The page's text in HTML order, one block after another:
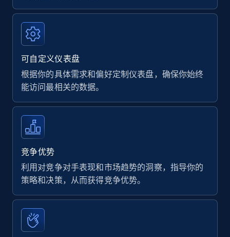
可自定义仪表盘
根据你的具体需求和偏好定制仪表盘，确保你始终
能访问最相关的数据。
竞争优势
利用对竞争对手表现和市场趋势的洞察，指导你的
策略和决策，从而获得竞争优势。